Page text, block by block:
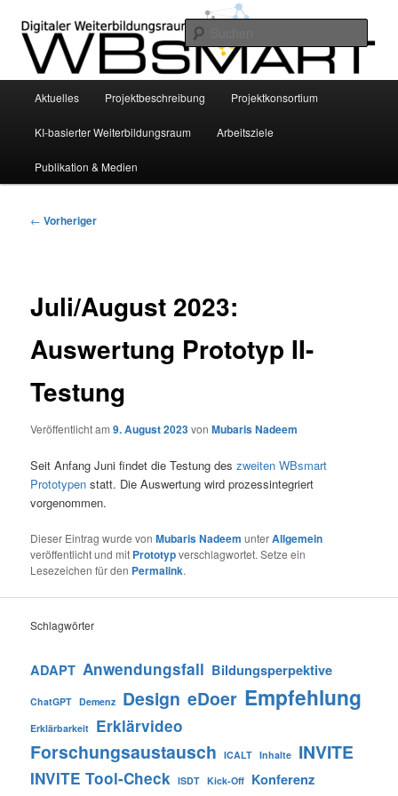
primären
Inhalt
springenWBsmart
INVITE Project – Bildungswissenschaftliche Grundlegung eines smarten KI-
basierten digitalen Weiterbildungsraums für die Altenhilfe mittels
personalisierter Empfehlungssysteme
Aktuelles Projektbeschreibung Projektkonsortium
KI-basierter Weiterbildungsraum Arbeitsziele
Publikation & Medien
Beitragsnavigation
← Vorheriger
Juli/August 2023:
Auswertung Prototyp II-
Testung
Veröffentlicht am9. August 2023vonMubaris Nadeem
Seit Anfang Juni findet die Testung deszweiten WBsmart
Prototypen statt. Die Auswertung wird prozessintegriert
vorgenommen.
Dieser Eintrag wurde vonMubaris Nadeem unterAllgemein
veröffentlicht und mit Prototypverschlagwortet. Setze ein
Lesezeichen für den Permalink.
Schlagwörter
ADAPT Anwendungsfall Bildungsperpektive
ChatGPT Demenz Design eDoer Empfehlung
Erklärbarkeit Erklärvideo
Forschungsaustausch ICALT Inhalte INVITE
INVITE Tool-Check ISDT Kick-Off Konferenz